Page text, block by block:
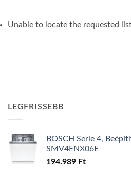
Unable to locate the requested
LEGFRISSEBB
BOSCH Serie 4,
SMV4ENX06E
194.989 Ft